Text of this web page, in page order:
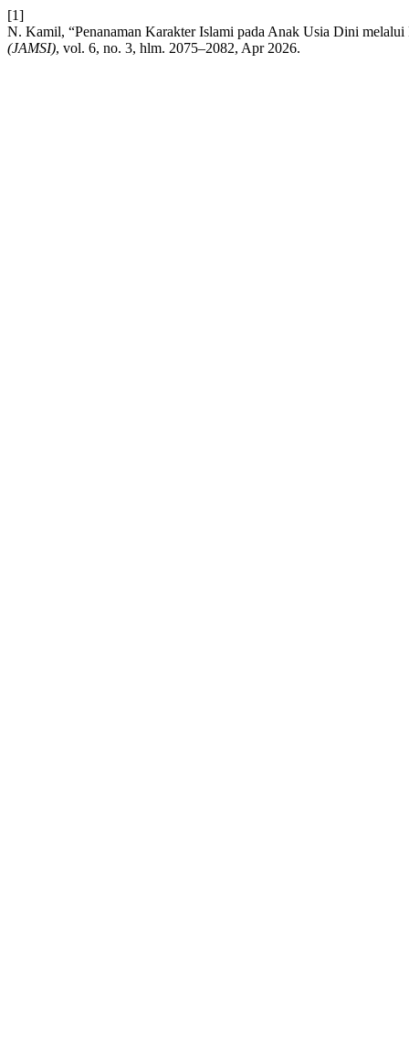
[1]
N. Kamil, “Penanaman Karakter Islami pada Anak Usia Dini
(JAMSI), vol. 6, no. 3, hlm. 2075–2082, Apr 2026.